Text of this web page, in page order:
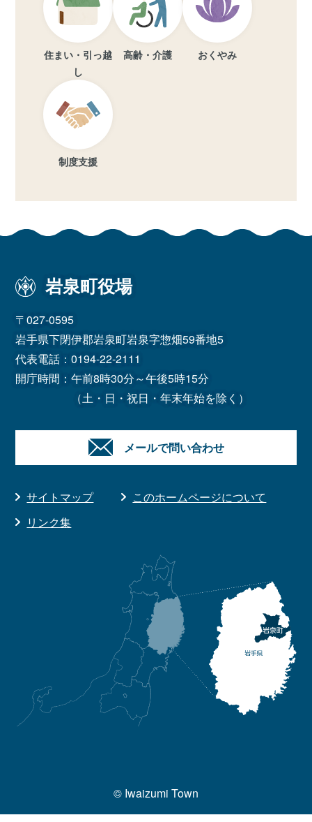
住まい・引っ越
し
高齢・介護 おくやみ
制度支援
岩泉町役場
〒027-0595
岩手県下閉伊郡岩泉町岩泉字惣畑59番地5
代表電話：0194-22-2111
開庁時間：午前8時30分～午後5時15分
（土・日・祝日・年末年始を除く）
メールで問い合わせ
サイトマップ
このホームページについて
リンク集
© Iwaizumi Town